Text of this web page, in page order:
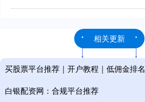
相关更新
买股票平台推荐｜开户教程｜低佣金排名
白银配资网：合规平台推荐